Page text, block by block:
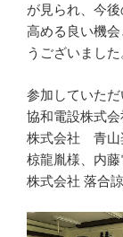
が見られ、今
高める良い機
うございました
参加していただ
協和電設株式
株式会社 青山
椋龍胤様、内
株式会社 落合